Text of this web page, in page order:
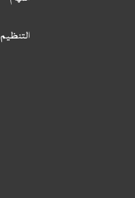
التنظيم